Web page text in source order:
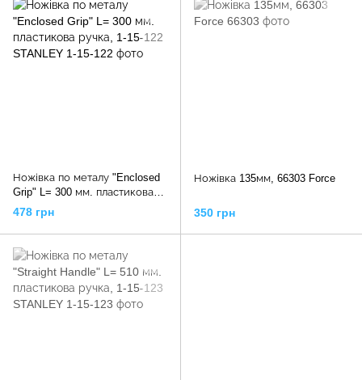
Ножівка по металу "Enclosed
Grip" L= 300 мм. пластикова
ручка, 1-15-122 STANLEY
478 грн
Ножівка 135мм, 66303 Force
350 грн